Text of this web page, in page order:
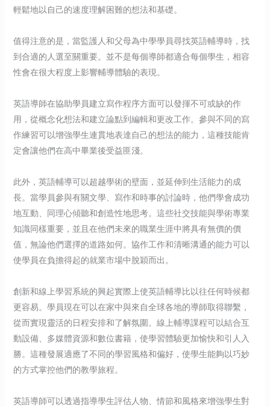
輕鬆地以自己的速度理解困難的想法和基礎。
值得注意的是，當監護人和父母為中學學員尋找英語輔導時，找
到合適的人選至關重要。並不是每個導師都適合每個學生，相容
性會在很大程度上影響輔導體驗的表現。
英語導師在協助學員建立寫作程序方面可以發揮不可或缺的作
用，從概念化想法和建立論點到編輯和更改工作。參與不同的寫
作練習可以增強學生連貫地表達自己的想法的能力，這種技能肯
定會讓他們在高中畢業後受益匪淺。
此外，英語輔導可以超越學術的壁面，並延伸到生活能力的成
長。當學員參與有關文學、寫作和時事的討論時，他們學會成功
地互動、同理心傾聽和創造性地思考。這些社交技能與學術專業
知識同樣重要，並且在他們未來的職業生涯中將具有無價的價
值，無論他們選擇的道路如何。協作工作和清晰溝通的能力可以
使學員在負擔得起的就業市場中脫穎而出。
創新和線上學習系統的興起實際上使英語輔導比以往任何時候都
更容易。學員現在可以在家中與來自全球各地的導師取得聯繫，
從而實現靈活的日程安排和了解氛圍。線上輔導課程可以結合互
動設備、多媒體資源和數位書籍，使學習體驗更加愉快和引人入
勝。這種發展適應了不同的學習風格和偏好，使學生能夠以巧妙
的方式掌控他們的教學旅程。
英語導師可以透過指導學生評估人物、情節和風格來增強學生對